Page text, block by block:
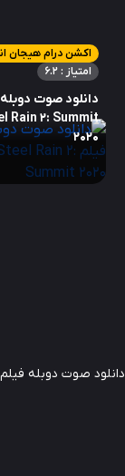
اکشن درام هیجان
امتیاز : 6.2
دانلود صوت
Rain 2: Summit
2020
دانلود صوت دوبله فیلم 47 Ronin